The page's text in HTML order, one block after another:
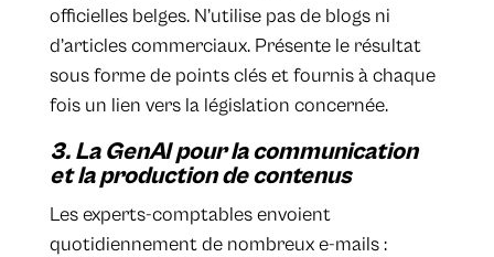
officielles belges. N’utilise pas de blogs ni
d’articles commerciaux. Présente le résultat
sous forme de points clés et fournis à chaque
fois un lien vers la législation concernée.
3. La GenAI pour la communication
et la production de contenus
Les experts-comptables envoient
quotidiennement de nombreux e-mails :